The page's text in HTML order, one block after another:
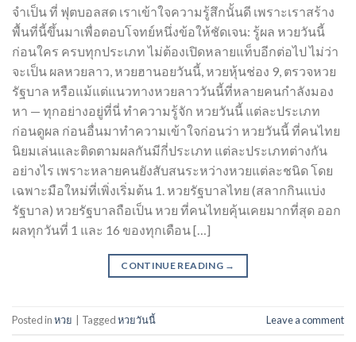
จำเป็น ที่ ฟุตบอลสด เราเข้าใจความรู้สึกนั้นดี เพราะเราสร้าง
พื้นที่นี้ขึ้นมาเพื่อตอบโจทย์หนึ่งข้อให้ชัดเจน: รู้ผล หวยวันนี้
ก่อนใคร ครบทุกประเภท ไม่ต้องเปิดหลายแท็บอีกต่อไป ไม่ว่า
จะเป็น ผลหวยลาว, หวยฮานอยวันนี้, หวยหุ้นช่อง 9, ตรวจหวย
รัฐบาล หรือแม้แต่แนวทางหวยลาววันนี้ที่หลายคนกำลังมอง
หา — ทุกอย่างอยู่ที่นี่ ทำความรู้จัก หวยวันนี้ แต่ละประเภท
ก่อนดูผล ก่อนอื่นมาทำความเข้าใจก่อนว่า หวยวันนี้ ที่คนไทย
นิยมเล่นและติดตามผลกันมีกี่ประเภท แต่ละประเภทต่างกัน
อย่างไร เพราะหลายคนยังสับสนระหว่างหวยแต่ละชนิด โดย
เฉพาะมือใหม่ที่เพิ่งเริ่มต้น 1. หวยรัฐบาลไทย (สลากกินแบ่ง
รัฐบาล) หวยรัฐบาลถือเป็น หวย ที่คนไทยคุ้นเคยมากที่สุด ออก
ผลทุกวันที่ 1 และ 16 ของทุกเดือน […]
CONTINUE READING →
Posted inหวย Taggedหวยวันนี้ Leave a comment